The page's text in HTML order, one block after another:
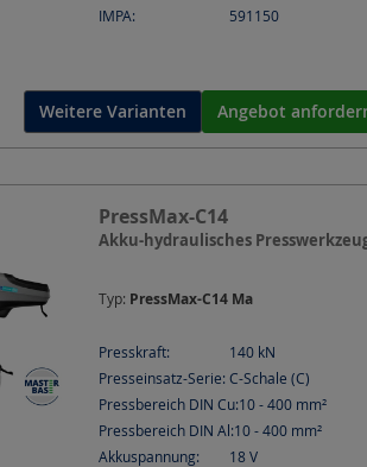
IMPA:
591150
Weitere Varianten Angebot
PressMax-C14
Akku-hydraulisches
Typ: PressMax-C14 Ma
Presskraft: 140 kN
Presseinsatz-Serie: C-Schale (C)
Pressbereich DIN Cu:10 - 400 mm²
Pressbereich DIN Al:10 - 400 mm²
Akkuspannung:
18V